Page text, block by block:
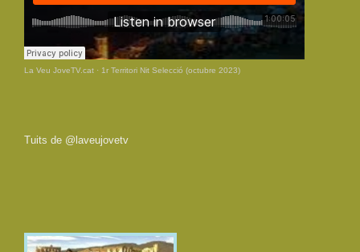
La Veu JoveTV.cat 1r Territori Nit Selecció (octubre 2023)
Tuits de @laveujovetv